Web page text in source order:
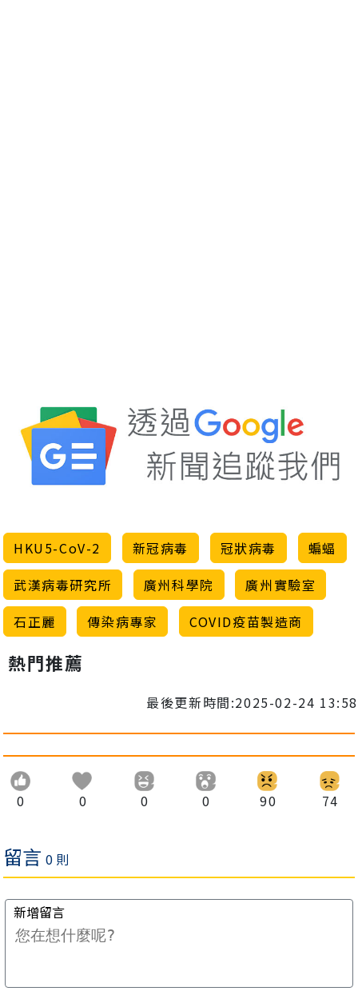
HKU5-CoV-2 新冠病毒 冠狀病毒
蝙蝠
武漢病毒研究所
廣州科學院
廣州實驗室
石正麗
傳染病專家 COVID疫苗製造商
熱門推薦
最後更新時間:2025-02-24 13:58
0 0 0 0 90 74